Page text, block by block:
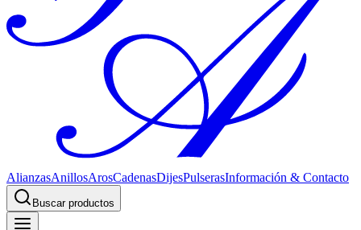
AlianzasAnillosArosCadenasDijesPulserasInformación & Contacto
Buscar productos